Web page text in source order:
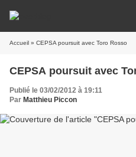
Accueil » CEPSA poursuit avec Toro Rosso
CEPSA poursuit avec
Publié le 03/02/2012 à 19:11
Par Matthieu Piccon